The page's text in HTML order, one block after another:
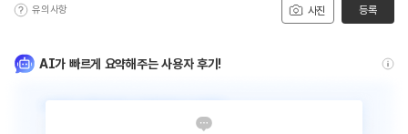
사진
유의사항 등록
AI가 빠르게 요약해주는 사용자 후기!